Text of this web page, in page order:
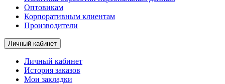
Оптовикам
Корпоративным клиентам
Производители
Личный кабинет
Личный кабинет
История заказов
Мои закладки